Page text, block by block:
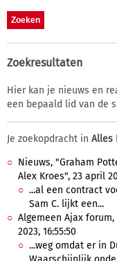
Zoekresultaten
Hier kan je nieuws en
een bepaald lid van de
Je zoekopdracht in Alles
Nieuws, "Graham
Alex Kroes", 23 april
...al een contract
Sam C. lijkt een...
Algemeen Ajax
2023, 16:55:50
...weg omdat er in